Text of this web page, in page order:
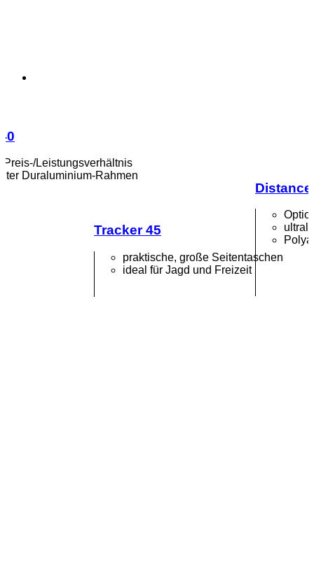
Preis-/Leistungsverhältnis
Duraluminium-Rahmen
Tracker 45
praktische, große Seitentaschen
ideal für Jagd und Freizeit
Distance